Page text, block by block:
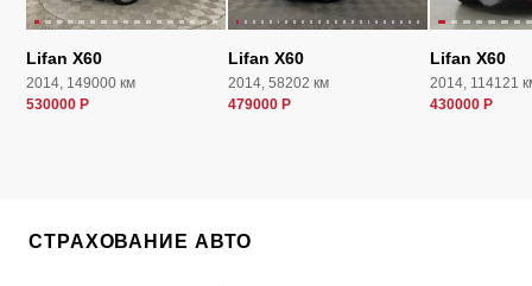
Lifan X60
2014, 149000 км
530000 Р
Lifan X60
2014, 58202 км
479000 Р
Lifan X60
2014, 114121
430000 Р
СТРАХОВАНИЕ АВТО